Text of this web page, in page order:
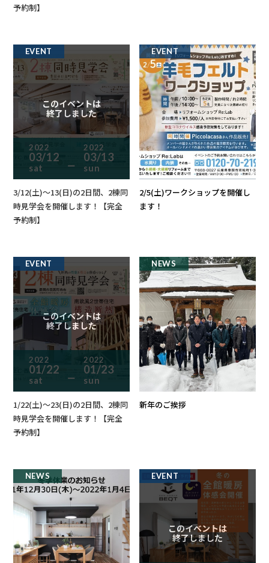
予約制】
2022
03/12
sat ー
2022
03/13
sun
EVENT
このイベントは
終了しました
3/12(土)～13(日)の2日間、2棟同
時見学会を開催します！【完全
予約制】
EVENT
2/5(土)ワークショップを開催し
ます！
2022
01/22
sat ー
2022
01/23
sun
EVENT
このイベントは
終了しました
1/22(土)～23(日)の2日間、2棟同
時見学会を開催します！【完全
予約制】
NEWS
新年のご挨拶
NEWS EVENT
このイベントは
終了しました